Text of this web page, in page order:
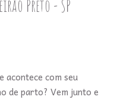
Preto - SP
acontece com seu
de parto? Vem junto e